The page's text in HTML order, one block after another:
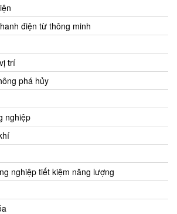
điện từ thông minh
trí
phá hủy
nghiệp
nghiệp tiết kiệm năng lượng